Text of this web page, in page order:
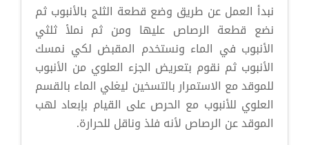
نبدأ العمل عن طريق وضع قطعة الثلج بالأنبوب ثم
نضع قطعة الرصاص عليها ومن ثم نملأ ثلثي
الأنبوب في الماء ونستخدم المقبض لكي نمسك
الأنبوب ثم نقوم بتعريض الجزء العلوي من الأنبوب
للموقد مع الاستمرار بالتسخين ليغلي الماء بالقسم
العلوي للأنبوب مع الحرص على القيام بإبعاد لهب
الموقد عن الرصاص لأنه فلذ وناقل للحرارة.